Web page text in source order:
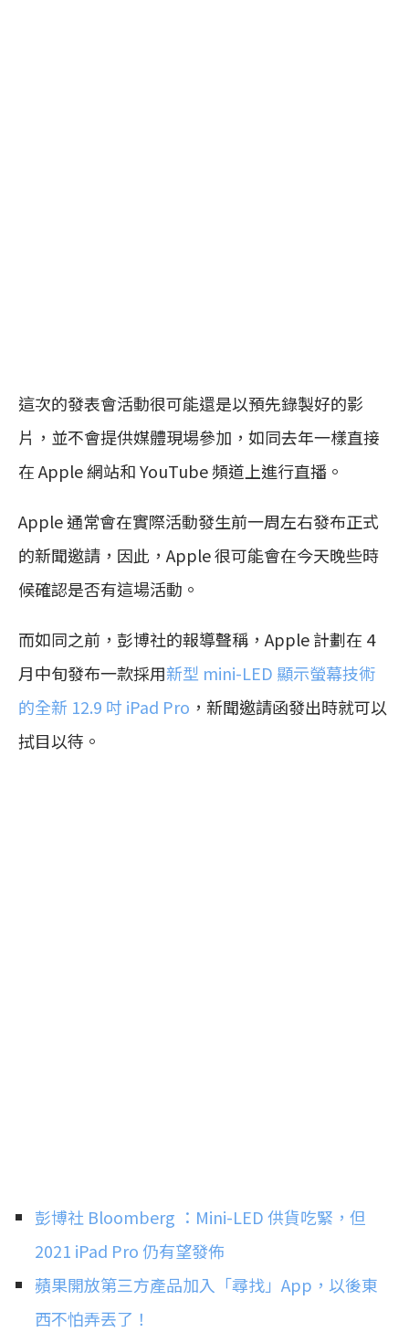
這次的發表會活動很可能還是以預先錄製好的影
片，並不會提供媒體現場參加，如同去年一樣直接
在 Apple 網站和 YouTube 頻道上進行直播。
Apple 通常會在實際活動發生前一周左右發布正式
的新聞邀請，因此，Apple 很可能會在今天晚些時
候確認是否有這場活動。
而如同之前，彭博社的報導聲稱，Apple 計劃在 4
月中旬發布一款採用新型 mini-LED 顯示螢幕技術
的全新 12.9 吋 iPad Pro ，新聞邀請函發出時就可以
拭目以待。
彭博社 Bloomberg ：Mini-LED 供貨吃緊，但
2021 iPad Pro 仍有望發佈
蘋果開放第三方產品加入「尋找」App，以後東
西不怕弄丟了！